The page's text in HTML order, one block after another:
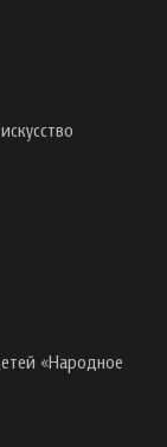
«Народное